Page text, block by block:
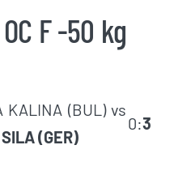
F -50 kg
KALINA (BUL) vs
SILA (GER)
0:3